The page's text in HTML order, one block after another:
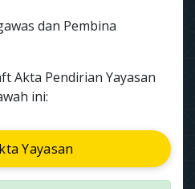
dan Pembina
Akta Pendirian Yayasan
ini:
Yayasan